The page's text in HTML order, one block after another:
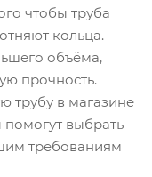
чтобы труба
кольца.
объёма,
прочность.
трубу в магазине
выбрать
требованиям